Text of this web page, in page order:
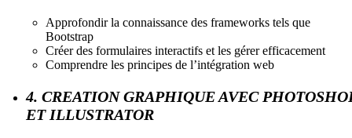
Approfondir la connaissance des frameworks tels que
Bootstrap
Créer des formulaires interactifs et les gérer efficacement
Comprendre les principes de l’intégration web
4. CREATION GRAPHIQUE AVEC
ET ILLUSTRATOR